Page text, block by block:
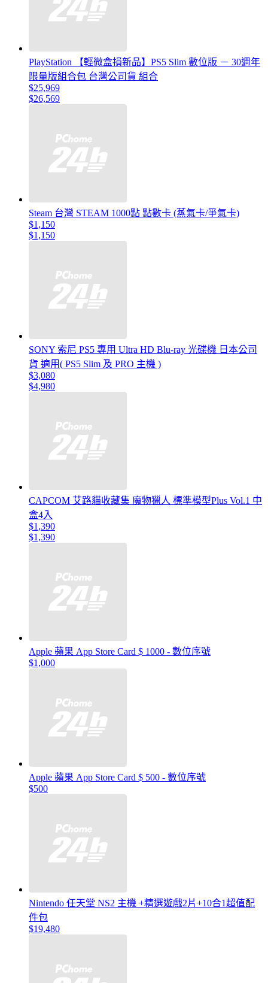
PlayStation 【輕微盒損新品】PS5 Slim 數位版 － 30週年
限量版組合包 台灣公司貨 組合
$25,969
$26,569
Steam 台灣 STEAM 1000點 點數卡 (蒸氣卡/爭氣卡)
$1,150
$1,150
SONY 索尼 PS5 專用 Ultra HD Blu-ray 光碟機 日本公司
貨 適用( PS5 Slim 及 PRO 主機 )
$3,080
$4,980
CAPCOM 艾路貓收藏集 魔物獵人 標準模型Plus Vol.1 中
盒4入
$1,390
$1,390
Apple 蘋果 App Store Card $ 1000 - 數位序號
$1,000
Apple 蘋果 App Store Card $ 500 - 數位序號
$500
Nintendo 任天堂 NS2 主機 +精選遊戲2片+10合1超值配
件包
$19,480